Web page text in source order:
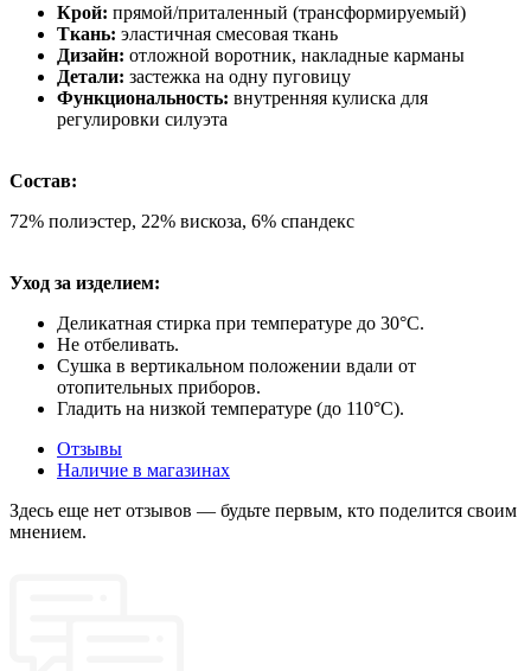
Крой: прямой/приталенный (трансформируемый)
Ткань: эластичная смесовая ткань
Дизайн: отложной воротник, накладные карманы
Детали: застежка на одну пуговицу
Функциональность: внутренняя кулиска для
регулировки силуэта
Состав:
72% полиэстер, 22% вискоза, 6% спандекс
Уход за изделием:
Деликатная стирка при температуре до 30°C.
Не отбеливать.
Сушка в вертикальном положении вдали от
отопительных приборов.
Гладить на низкой температуре (до 110°C).
Отзывы
Наличие в магазинах
Здесь еще нет отзывов — будьте первым, кто поделится своим
мнением.